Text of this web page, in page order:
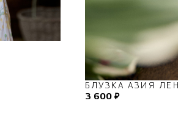
БЛУЗКА АЗИЯ ЛЕН
3 600 ₽